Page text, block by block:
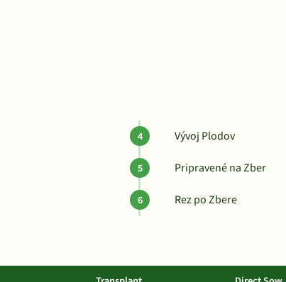
Vývoj Plodov
Pripravené na Zber
Rez po Zbere